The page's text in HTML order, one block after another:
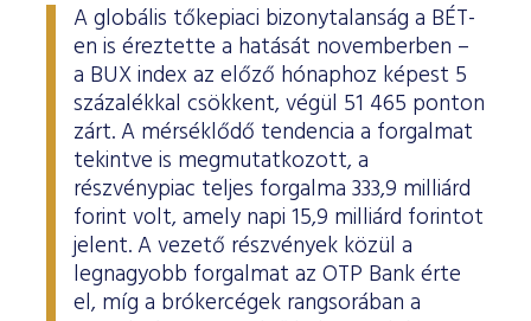
A globális tőkepiaci bizonytalanság a BÉT-
en is éreztette a hatását novemberben –
a BUX index az előző hónaphoz képest 5
százalékkal csökkent, végül 51 465 ponton
zárt. A mérséklődő tendencia a forgalmat
tekintve is megmutatkozott, a
részvénypiac teljes forgalma 333,9 milliárd
forint volt, amely napi 15,9 milliárd forintot
jelent. A vezető részvények közül a
legnagyobb forgalmat az OTP Bank érte
el, míg a brókercégek rangsorában a